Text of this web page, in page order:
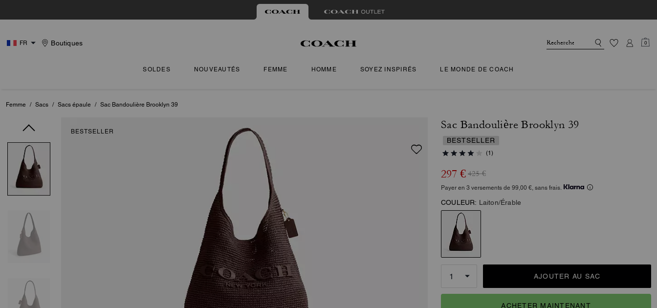
FR Boutiques 0
SOLDES NOUVEAUTÉS FEMME HOMME SOYEZ INSPIRÉS LE MONDE DE COACH
Femme / Sacs / Sacs épaule / Sac Bandoulière Brooklyn 39
BESTSELLER
Sac Bandoulière Brooklyn 39
BESTSELLER
(1)
297 € 425 €
Payer en 3 versements de 99,00 €, sans frais.
COULEUR: Laiton/Érable
AJOUTER AU SAC
ACHETER MAINTENANT